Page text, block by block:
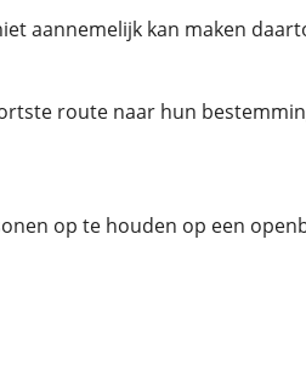
aannemelijk kan maken
route naar hun
op te houden op een